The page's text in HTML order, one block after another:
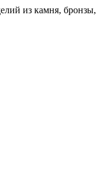
из камня, бронзы,